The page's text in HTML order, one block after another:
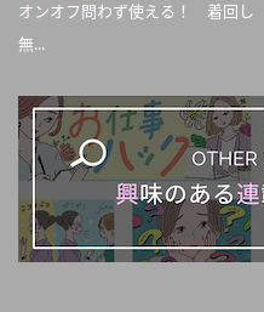
オンオフ問わず使える！ 着回し
無...